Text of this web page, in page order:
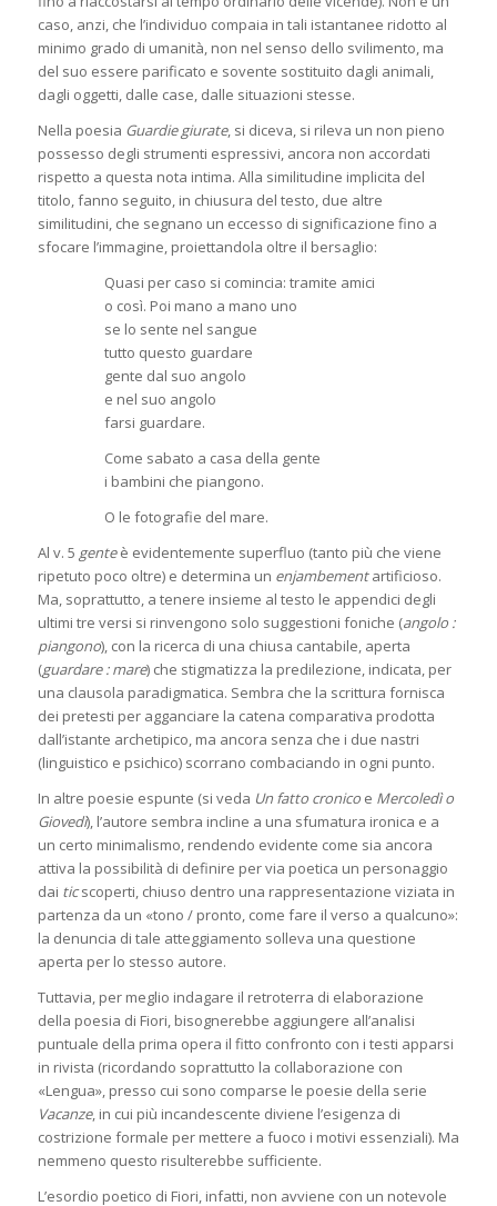
caso, anzi, che l’individuo compaia in tali istantanee ridotto al
minimo grado di umanità, non nel senso dello svilimento, ma
del suo essere parificato e sovente sostituito dagli animali,
dagli oggetti, dalle case, dalle situazioni stesse.
Nella poesia Guardie giurate, si diceva, si rileva un non pieno
possesso degli strumenti espressivi, ancora non accordati
rispetto a questa nota intima. Alla similitudine implicita del
titolo, fanno seguito, in chiusura del testo, due altre
similitudini, che segnano un eccesso di significazione fino a
sfocare l’immagine, proiettandola oltre il bersaglio:
Quasi per caso si comincia: tramite amici
o così. Poi mano a mano uno
se lo sente nel sangue
tutto questo guardare
gente dal suo angolo
e nel suo angolo
farsi guardare.
Come sabato a casa della gente
i bambini che piangono.
O le fotografie del mare.
Al v. 5 genteè evidentemente superfluo (tanto più che viene
ripetuto poco oltre) e determina un enjambementartificioso.
Ma, soprattutto, a tenere insieme al testo le appendici degli
ultimi tre versi si rinvengono solo suggestioni foniche (angolo :
piangono), con la ricerca di una chiusa cantabile, aperta
(guardare : mare) che stigmatizza la predilezione, indicata, per
una clausola paradigmatica. Sembra che la scrittura fornisca
dei pretesti per agganciare la catena comparativa prodotta
dall’istante archetipico, ma ancora senza che i due nastri
(linguistico e psichico) scorrano combaciando in ogni punto.
In altre poesie espunte (si veda Un fatto cronicoe Mercoledì o
Giovedì), l’autore sembra incline a una sfumatura ironica e a
un certo minimalismo, rendendo evidente come sia ancora
attiva la possibilità di definire per via poetica un personaggio
dai ticscoperti, chiuso dentro una rappresentazione viziata in
partenza da un «tono / pronto, come fare il verso a qualcuno»:
la denuncia di tale atteggiamento solleva una questione
aperta per lo stesso autore.
Tuttavia, per meglio indagare il retroterra di elaborazione
della poesia di Fiori, bisognerebbe aggiungere all’analisi
puntuale della prima opera il fitto confronto con i testi apparsi
in rivista (ricordando soprattutto la collaborazione con
«Lengua», presso cui sono comparse le poesie della serie
Vacanze, in cui più incandescente diviene l’esigenza di
costrizione formale per mettere a fuoco i motivi essenziali). Ma
nemmeno questo risulterebbe sufficiente.
L’esordio poetico di Fiori, infatti, non avviene con un notevole